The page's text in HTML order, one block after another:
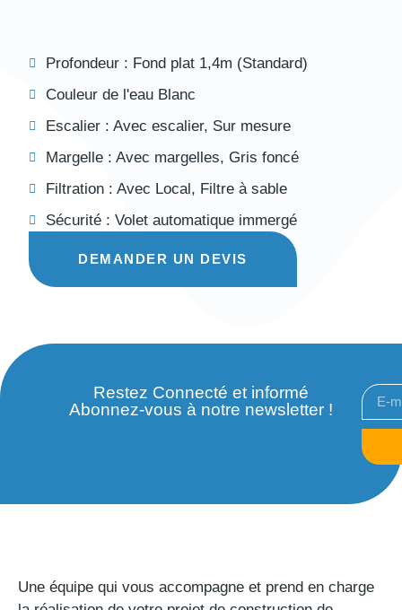
Profondeur : Fond plat 1,4m (Standard)
Couleur de l'eau Blanc
Escalier :Avec escalier, Sur mesure
Margelle :Avec margelles, Gris foncé
Filtration :Avec Local , Filtre à sable
Sécurité :Volet automatique immergé
DEMANDER UN DEVIS
Restez Connecté et informé
Abonnez-vous à notre newsletter !
Une équipe qui vous accompagne et prend en charge